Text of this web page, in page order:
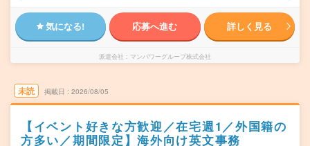
気になる! 応募へ進む 詳しく見る
派遣会社 マンパワーグループ株式会社
未読 掲載日 2026/08/05
【イベント好きな方歓迎／在宅週1／外国籍の
方多い／期間限定】海外向け英文事務